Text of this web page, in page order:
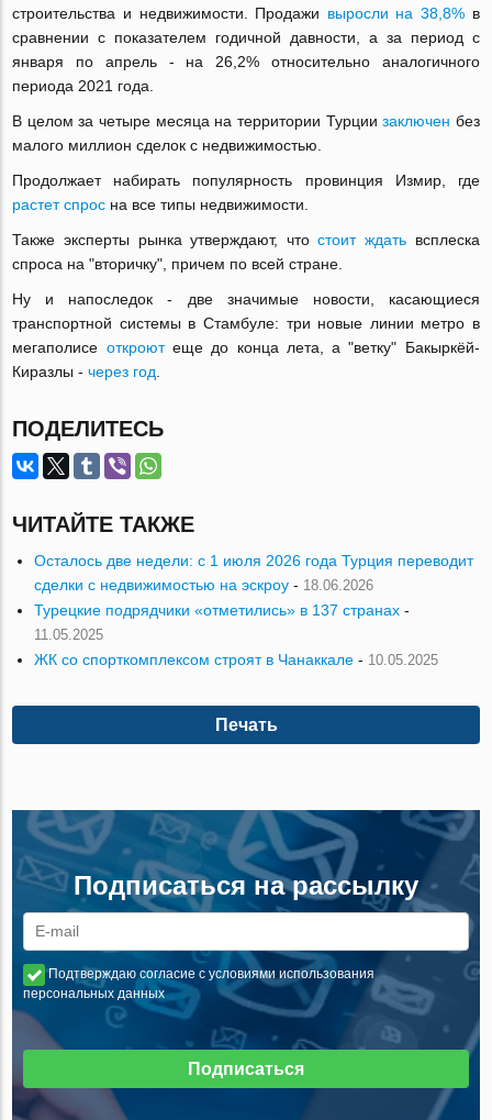
строительства и недвижимости. Продажи выросли на 38,8% в
сравнении с показателем годичной давности, а за период с
января по апрель - на 26,2% относительно аналогичного
периода 2021 года.
В целом за четыре месяца на территории Турциизаключен без
малого миллион сделок с недвижимостью.
Продолжает набирать популярность провинция Измир, где
растет спрос на все типы недвижимости.
Также эксперты рынка утверждают, чтостоит ждать всплеска
спроса на "вторичку", причем по всей стране.
Ну и напоследок - две значимые новости, касающиеся
транспортной системы в Стамбуле: три новые линии метро в
мегаполисе откроютеще до конца лета, а "ветку" Бакыркёй-
Киразлы -через год
ПОДЕЛИТЕСЬ
ЧИТАЙТЕ ТАКЖЕ
Осталось две недели: с 1 июля 2026 года Турция переводит
сделки с недвижимостью на эскроу - 18.06.2026
Турецкие подрядчики «отметились» в 137 странах -
11.05.2025
ЖК со спорткомплексом строят в Чанаккале - 10.05.2025
Печать
Подписаться на рассылку
Подтверждаю согласие с условиями использования
персональных данных
Подписаться